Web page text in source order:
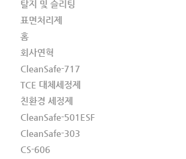
탈지 및 슬리팅
표면처리제
홈
회사연혁
CleanSafe-717
TCE 대체세정제
친환경 세정제
CleanSafe-501ESF
CleanSafe-303
CS-606